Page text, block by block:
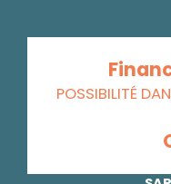
POSSIBILITÉ